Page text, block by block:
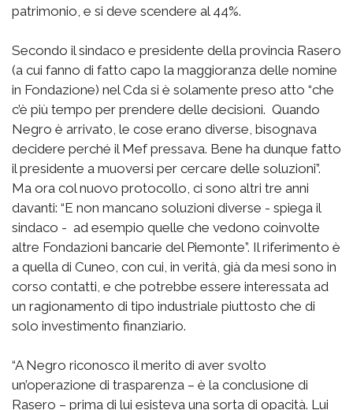
patrimonio, e si deve scendere al 44%.
Secondo il sindaco e presidente della provincia Rasero
(a cui fanno di fatto capo la maggioranza delle nomine
in Fondazione) nel Cda si è solamente preso atto “che
c’è più tempo per prendere delle decisioni. Quando
Negro è arrivato, le cose erano diverse, bisognava
decidere perché il Mef pressava. Bene ha dunque fatto
il presidente a muoversi per cercare delle soluzioni”.
Ma ora col nuovo protocollo, ci sono altri tre anni
davanti: “E non mancano soluzioni diverse - spiega il
sindaco - ad esempio quelle che vedono coinvolte
altre Fondazioni bancarie del Piemonte”. Il riferimento è
a quella di Cuneo, con cui, in verità, già da mesi sono in
corso contatti, e che potrebbe essere interessata ad
un ragionamento di tipo industriale piuttosto che di
solo investimento finanziario.
“A Negro riconosco il merito di aver svolto
un’operazione di trasparenza – è la conclusione di
Rasero – prima di lui esisteva una sorta di opacità. Lui